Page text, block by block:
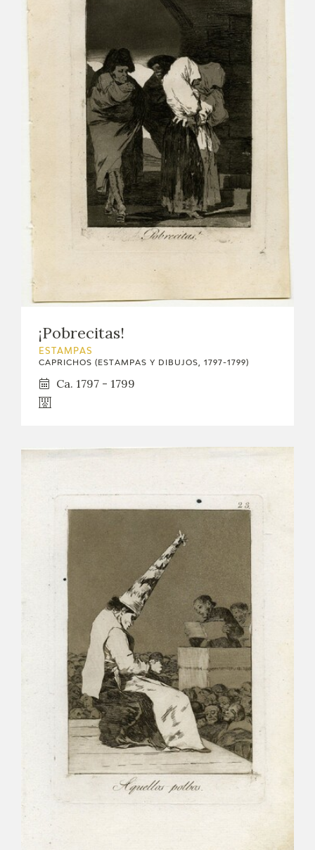
PREMIO ARAGÓN GOYA
EDICIONES
RECURSOS EDUCATIVOS
FICHAS ARASAAC
¡Pobrecitas!
ESTAMPAS
CAPRICHOS (ESTAMPAS Y DIBUJOS, 1797-1799)
Ca. 1797 - 1799